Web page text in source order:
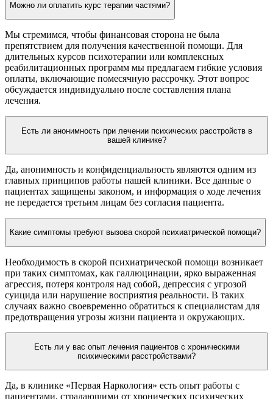
Можно ли оплатить курс терапии частями?
Мы стремимся, чтобы финансовая сторона не была
препятствием для получения качественной помощи. Для
длительных курсов психотерапии или комплексных
реабилитационных программ мы предлагаем гибкие условия
оплаты, включающие помесячную рассрочку. Этот вопрос
обсуждается индивидуально после составления плана
лечения.
Есть ли анонимность при лечении психических расстройств в
вашей клинике?
Да, анонимность и конфиденциальность являются одним из
главных принципов работы нашей клиники. Все данные о
пациентах защищены законом, и информация о ходе лечения
не передается третьим лицам без согласия пациента.
Какие симптомы требуют вызова скорой психиатрической помощи?
Необходимость в скорой психиатрической помощи возникает
при таких симптомах, как галлюцинации, ярко выраженная
агрессия, потеря контроля над собой, депрессия с угрозой
суицида или нарушение восприятия реальности. В таких
случаях важно своевременно обратиться к специалистам для
предотвращения угрозы жизни пациента и окружающих.
Есть ли у вас опыт лечения пациентов с хроническими
психическими расстройствами?
Да, в клинике «Первая Наркология» есть опыт работы с
пациентами, страдающими от хронических психических